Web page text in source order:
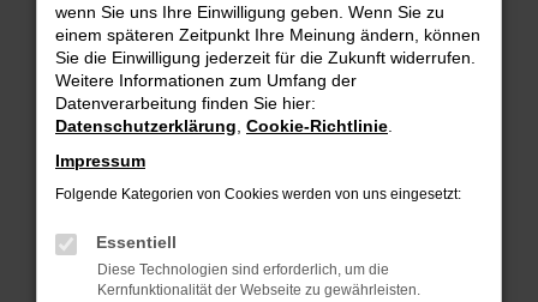
Beim Laden ist ein Fehler aufgetreten.
Hier sind ein paar Tipps, die dir helfen können:
Überprüfe deine Firewall und deine
Internetverbindung.
Laden andere Webseiten, zum Beispiel deine
Suchmaschine?
Prüfe deine Browsererweiterungen.
das Laden bestimmter Seiten verhindern.
Funktioniert die Seite in einem anderen Browser
oder in einem privaten Fenster?
wenn Sie uns Ihre Einwilligung geben. Wenn Sie zu
einem späteren Zeitpunkt Ihre Meinung ändern, können
Sie die Einwilligung jederzeit für die Zukunft widerrufen.
Weitere Informationen zum Umfang der
Datenverarbeitung finden Sie hier:
Datenschutzerklärung Cookie-Richtlinie
Impressum
Folgende Kategorien von Cookies werden von uns eingesetzt:
Essentiell
Diese Technologien sind erforderlich, um die
Kernfunktionalität der Webseite zu gewährleisten.